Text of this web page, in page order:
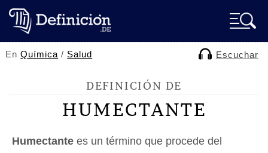
EnQuímica / Salud Escuchar
DEFINICIÓN DE
HUMECTANTE
Humectante es un término que procede del